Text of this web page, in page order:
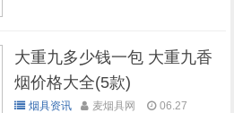
大重九多少钱一包 大重九香
烟价格大全(5款)
烟具资讯 麦烟具网
06.27